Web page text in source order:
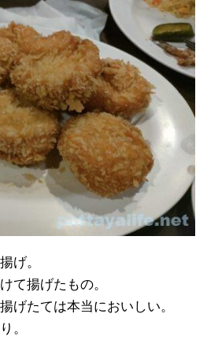
げ。
て揚げたもの。
げたては本当においしい。
。